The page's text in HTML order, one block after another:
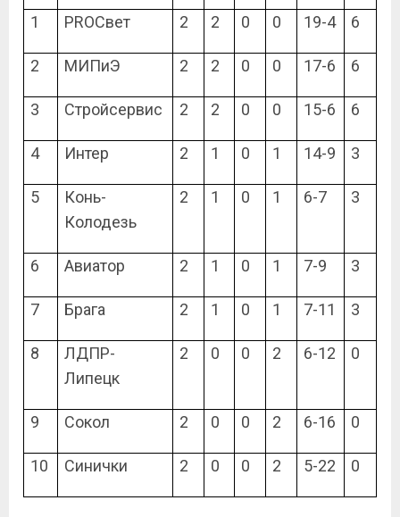
1 PROСвет 2 2 0 0 19-4 6
2 МИПиЭ 2 2 0 0 17-6 6
3 Стройсервис 2 2 0 0 15-6 6
4 Интер 2 1 0 1 14-9 3
5
Конь-
Колодезь
2 1 0 1 6-7 3
6 Авиатор 2 1 0 1 7-9 3
7 Брага 2 1 0 1 7-11 3
8
ЛДПР-
Липецк
2 0 0 2 6-12 0
9 Сокол 2 0 0 2 6-16 0
10 Синички 2 0 0 2 5-22 0